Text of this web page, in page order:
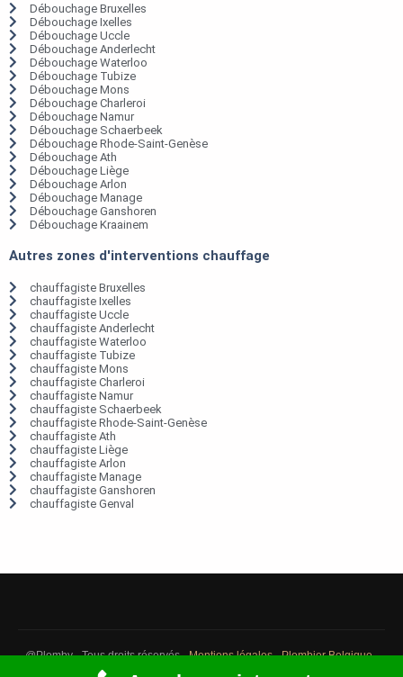
Débouchage Bruxelles
Débouchage Ixelles
Débouchage Uccle
Débouchage Anderlecht
Débouchage Waterloo
Débouchage Tubize
Débouchage Mons
Débouchage Charleroi
Débouchage Namur
Débouchage Schaerbeek
Débouchage Rhode-Saint-Genèse
Débouchage Ath
Débouchage Liège
Débouchage Arlon
Débouchage Manage
Débouchage Ganshoren
Débouchage Kraainem
Autres zones d'interventions chauffage
chauffagiste Bruxelles
chauffagiste Ixelles
chauffagiste Uccle
chauffagiste Anderlecht
chauffagiste Waterloo
chauffagiste Tubize
chauffagiste Mons
chauffagiste Charleroi
chauffagiste Namur
chauffagiste Schaerbeek
chauffagiste Rhode-Saint-Genèse
chauffagiste Ath
chauffagiste Liège
chauffagiste Arlon
chauffagiste Manage
chauffagiste Ganshoren
chauffagiste Genval
@Plomby - Tous droits réservés -Mentions légales-Plombier Belgique-
Débouchage Belgique